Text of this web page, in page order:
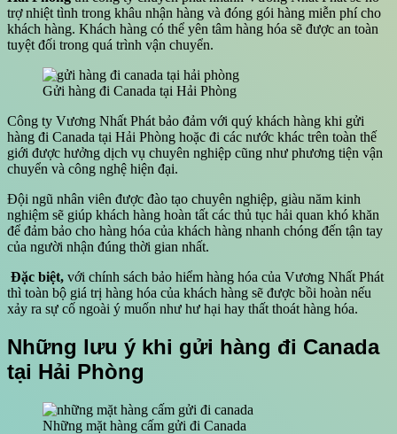
trợ nhiệt tình trong khâu nhận hàng và đóng gói hàng miễn phí cho
khách hàng. Khách hàng có thể yên tâm hàng hóa sẽ được an toàn
tuyệt đối trong quá trình vận chuyển.
Gửi hàng đi Canada tại Hải Phòng
Công ty Vương Nhất Phát bảo đảm với quý khách hàng khi gửi
hàng đi Canada tại Hải Phòng hoặc đi các nước khác trên toàn thế
giới được hưởng dịch vụ chuyên nghiệp cũng như phương tiện vận
chuyển và công nghệ hiện đại.
Đội ngũ nhân viên được đào tạo chuyên nghiệp, giàu năm kinh
nghiệm sẽ giúp khách hàng hoàn tất các thủ tục hải quan khó khăn
để đảm bảo cho hàng hóa của khách hàng nhanh chóng đến tận tay
của người nhận đúng thời gian nhất.
Đặc biệt, với chính sách bảo hiểm hàng hóa của Vương Nhất Phát
thì toàn bộ giá trị hàng hóa của khách hàng sẽ được bồi hoàn nếu
xảy ra sự cố ngoài ý muốn như hư hại hay thất thoát hàng hóa.
Những lưu ý khi gửi hàng đi Canada
tại Hải Phòng
Những mặt hàng cấm gửi đi Canada